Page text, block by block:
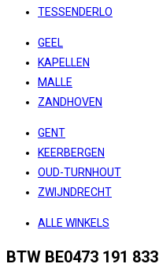
TESSENDERLO
GEEL
KAPELLEN
MALLE
ZANDHOVEN
GENT
KEERBERGEN
OUD-TURNHOUT
ZWIJNDRECHT
ALLE WINKELS
BTW BE0473 191 833